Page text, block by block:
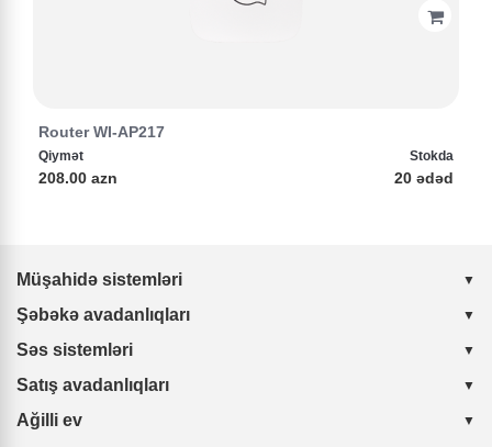
Router WI-AP217
Qiymət
208.00 azn
Stokda
20 ədəd
Müşahidə sistemləri
Şəbəkə avadanlıqları
Səs sistemləri
Satış avadanlıqları
Ağilli ev